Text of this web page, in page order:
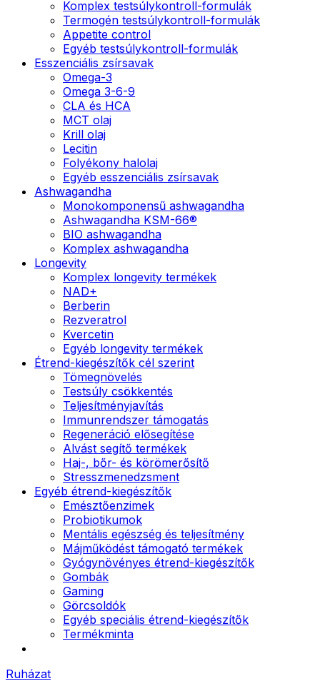
Komplex testsúlykontroll-formulák
Termogén testsúlykontroll-formulák
Appetite control
Egyéb testsúlykontroll-formulák
Esszenciális zsírsavak
Omega-3
Omega 3-6-9
CLA és HCA
MCT olaj
Krill olaj
Lecitin
Folyékony halolaj
Egyéb esszenciális zsírsavak
Ashwagandha
Monokomponensű ashwagandha
Ashwagandha KSM-66®
BIO ashwagandha
Komplex ashwagandha
Longevity
Komplex longevity termékek
NAD+
Berberin
Rezveratrol
Kvercetin
Egyéb longevity termékek
Étrend-kiegészítők cél szerint
Tömegnövelés
Testsúly csökkentés
Teljesítményjavítás
Immunrendszer támogatás
Regeneráció elősegítése
Alvást segítő termékek
Haj-, bőr- és körömerősítő
Stresszmenedzsment
Egyéb étrend-kiegészítők
Emésztőenzimek
Probiotikumok
Mentális egészség és teljesítmény
Májműködést támogató termékek
Gyógynövényes étrend-kiegészítők
Gombák
Gaming
Görcsoldók
Egyéb speciális étrend-kiegészítők
Termékminta
Ruházat